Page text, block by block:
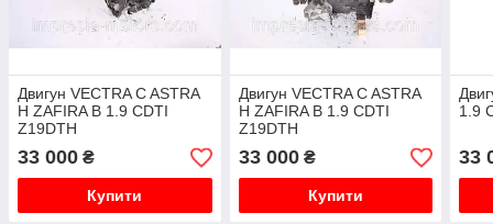
Двигун VECTRA C ASTRA
H ZAFIRA B 1.9 CDTI
Z19DTH
33 000 ₴
Купити
Двигун VECTRA C ASTRA
H ZAFIRA B 1.9 CDTI
Z19DTH
33 000₴
Купити
1.9
33